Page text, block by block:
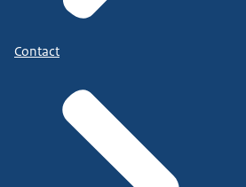
Contact